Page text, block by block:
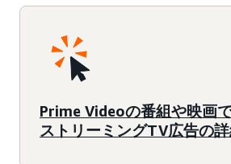
Prime Videoの番組や映画
ストリーミングTV広告の